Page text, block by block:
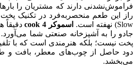
فراموش‌نشدنی دارند که مشتریان را
Slow) نهفته است.
اسموکر 4 cookدقیقاً
جادو را به آشپزخانه صنعتی شما
پخت نیست؛ بلکه هنرمندی است که با
دود حاصل از چوب‌های معطر، بافت و
می‌بخشد.